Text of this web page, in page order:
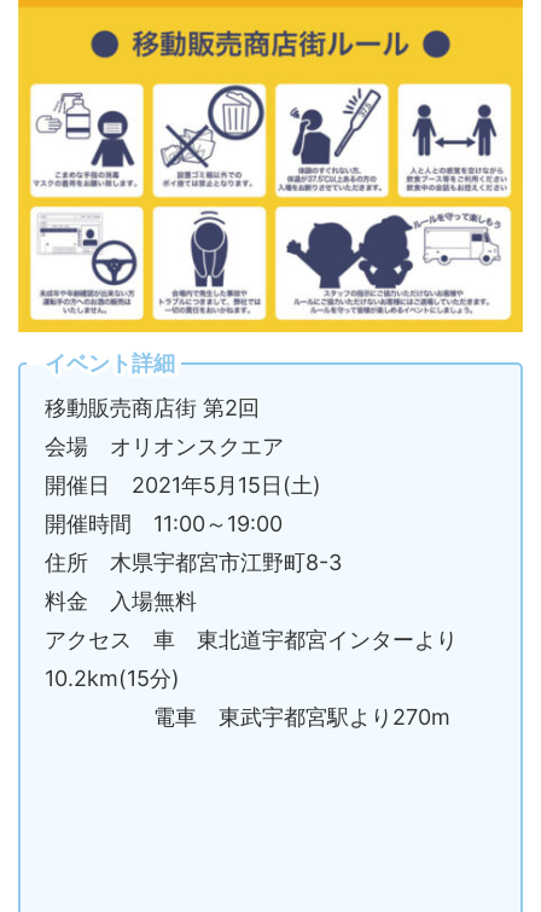
イベント詳細
移動販売商店街 第2回
会場 オリオンスクエア
開催日 2021年5月15日(土)
開催時間 11:00～19:00
住所 木県宇都宮市江野町8-3
料金 入場無料
アクセス 車 東北道宇都宮インターより
10.2km(15分)
電車 東武宇都宮駅より270m